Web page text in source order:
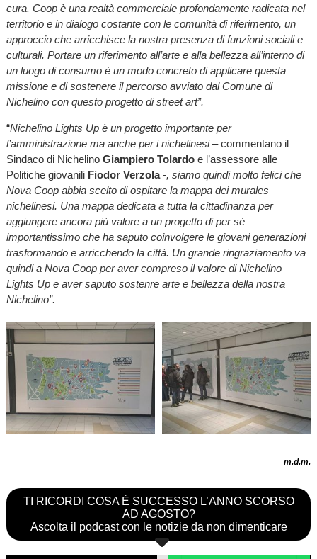
cura. Coop è una realtà commerciale profondamente radicata nel
territorio e in dialogo costante con le comunità di riferimento, un
approccio che arricchisce la nostra presenza di funzioni sociali e
culturali. Portare un riferimento all’arte e alla bellezza all’interno di
un luogo di consumo è un modo concreto di applicare questa
missione e di sostenere il percorso avviato dal Comune di
Nichelino con questo progetto di street art”.
“Nichelino Lights Up è un progetto importante per
l’amministrazione ma anche per i nichelinesi– commentano il
Sindaco di Nichelino Giampiero Tolardoe l’assessore alle
Politiche giovanili Fiodor Verzola -, siamo quindi molto felici che
Nova Coop abbia scelto di ospitare la mappa dei murales
nichelinesi. Una mappa dedicata a tutta la cittadinanza per
aggiungere ancora più valore a un progetto di per sé
importantissimo che ha saputo coinvolgere le giovani generazioni
trasformando e arricchendo la città. Un grande ringraziamento va
quindi a Nova Coop per aver compreso il valore di Nichelino
Lights Up e aver saputo sostenre arte e bellezza della nostra
Nichelino”.
m.d.m.
TI RICORDI COSA È SUCCESSO L’ANNO SCORSO
AD AGOSTO?
Ascolta il podcast con le notizie da non dimenticare